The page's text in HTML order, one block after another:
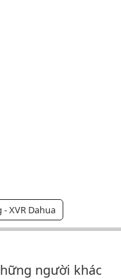
XVR Dahua
giángười khác